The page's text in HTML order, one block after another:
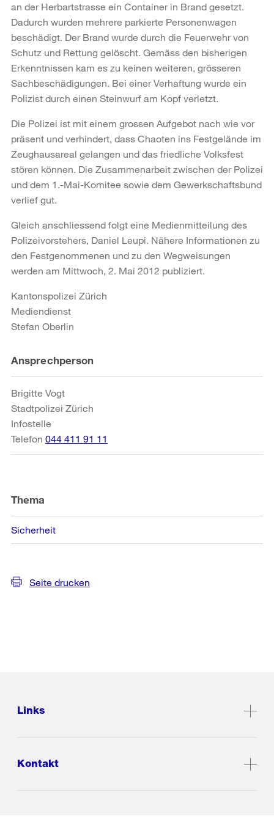
an der Herbartstrasse ein Container in Brand gesetzt.
Dadurch wurden mehrere parkierte Personenwagen
beschädigt. Der Brand wurde durch die Feuerwehr von
Schutz und Rettung gelöscht. Gemäss den bisherigen
Erkenntnissen kam es zu keinen weiteren, grösseren
Sachbeschädigungen. Bei einer Verhaftung wurde ein
Polizist durch einen Steinwurf am Kopf verletzt.
Die Polizei ist mit einem grossen Aufgebot nach wie vor
präsent und verhindert, dass Chaoten ins Festgelände im
Zeughausareal gelangen und das friedliche Volksfest
stören können. Die Zusammenarbeit zwischen der Polizei
und dem 1.-Mai-Komitee sowie dem Gewerkschaftsbund
verlief gut.
Gleich anschliessend folgt eine Medienmitteilung des
Polizeivorstehers, Daniel Leupi. Nähere Informationen zu
den Festgenommenen und zu den Wegweisungen
werden am Mittwoch, 2. Mai 2012 publiziert.
Kantonspolizei Zürich
Mediendienst
Stefan Oberlin
Weitere
Informationen
Ansprechperson
Brigitte Vogt
Stadtpolizei Zürich
Infostelle
Telefon 044 411 91 11
Thema
Sicherheit
Seite drucken
Links
Kontakt